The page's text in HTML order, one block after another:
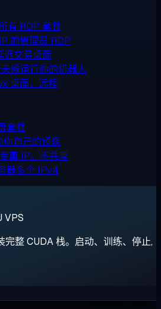
有 RDP 套餐
的管理员 RDP
迟交易桌面
候运行你的机器人
桌面，远程
套餐
你自己的镜像
属 IP，不共享
器多个 IPv4
VPS
整 CUDA 栈。启动、训练、停止,